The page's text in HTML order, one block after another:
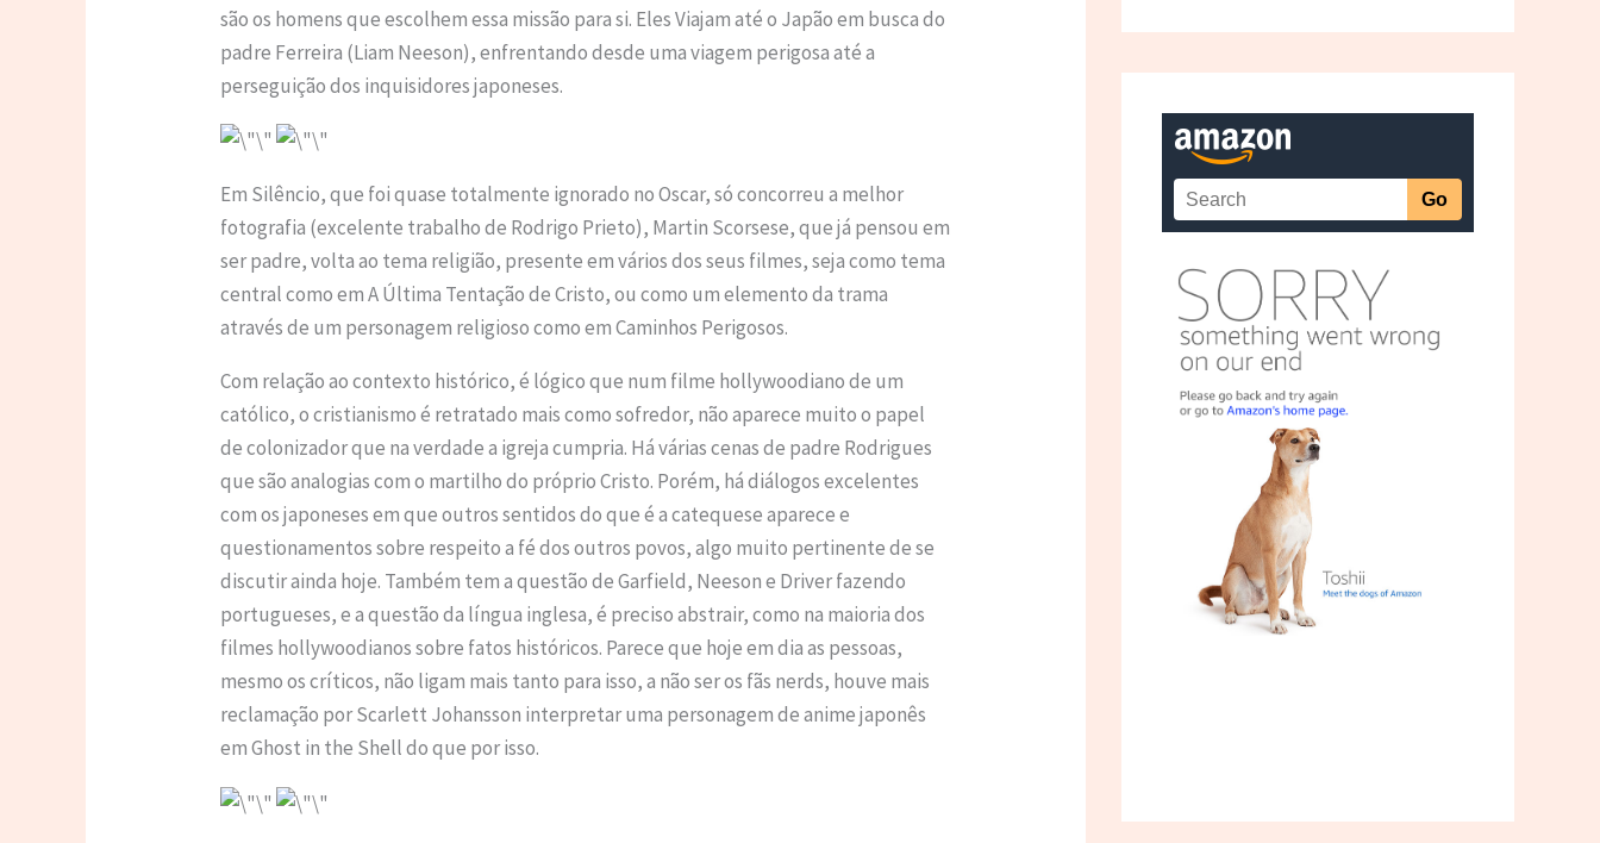
são os homens que escolhem essa missão para si. Eles Viajam até o Japão em busca do
padre Ferreira (Liam Neeson), enfrentando desde uma viagem perigosa até a
perseguição dos inquisidores japoneses.
Em Silêncio, que foi quase totalmente ignorado no Oscar, só concorreu a melhor
fotografia (excelente trabalho de Rodrigo Prieto), Martin Scorsese, que já pensou em
ser padre, volta ao tema religião, presente em vários dos seus filmes, seja como tema
central como em A Última Tentação de Cristo, ou como um elemento da trama
através de um personagem religioso como em Caminhos Perigosos.
Com relação ao contexto histórico, é lógico que num filme hollywoodiano de um
católico, o cristianismo é retratado mais como sofredor, não aparece muito o papel
de colonizador que na verdade a igreja cumpria. Há várias cenas de padre Rodrigues
que são analogias com o martilho do próprio Cristo. Porém, há diálogos excelentes
com os japoneses em que outros sentidos do que é a catequese aparece e
questionamentos sobre respeito a fé dos outros povos, algo muito pertinente de se
discutir ainda hoje. Também tem a questão de Garfield, Neeson e Driver fazendo
portugueses, e a questão da língua inglesa, é preciso abstrair, como na maioria dos
filmes hollywoodianos sobre fatos históricos. Parece que hoje em dia as pessoas,
mesmo os críticos, não ligam mais tanto para isso, a não ser os fãs nerds, houve mais
reclamação por Scarlett Johansson interpretar uma personagem de anime japonês
em Ghost in the Shell do que por isso.